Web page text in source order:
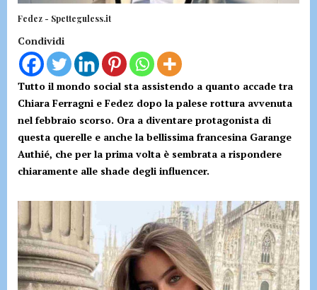
Fedez - Spetteguless.it
Condividi
Tutto il mondo social sta assistendo a quanto accade tra
Chiara Ferragni e Fedez dopo la palese rottura avvenuta
nel febbraio scorso. Ora a diventare protagonista di
questa querelle e anche la bellissima francesina Garange
Authié, che per la prima volta è sembrata a rispondere
chiaramente alle shade degli influencer.